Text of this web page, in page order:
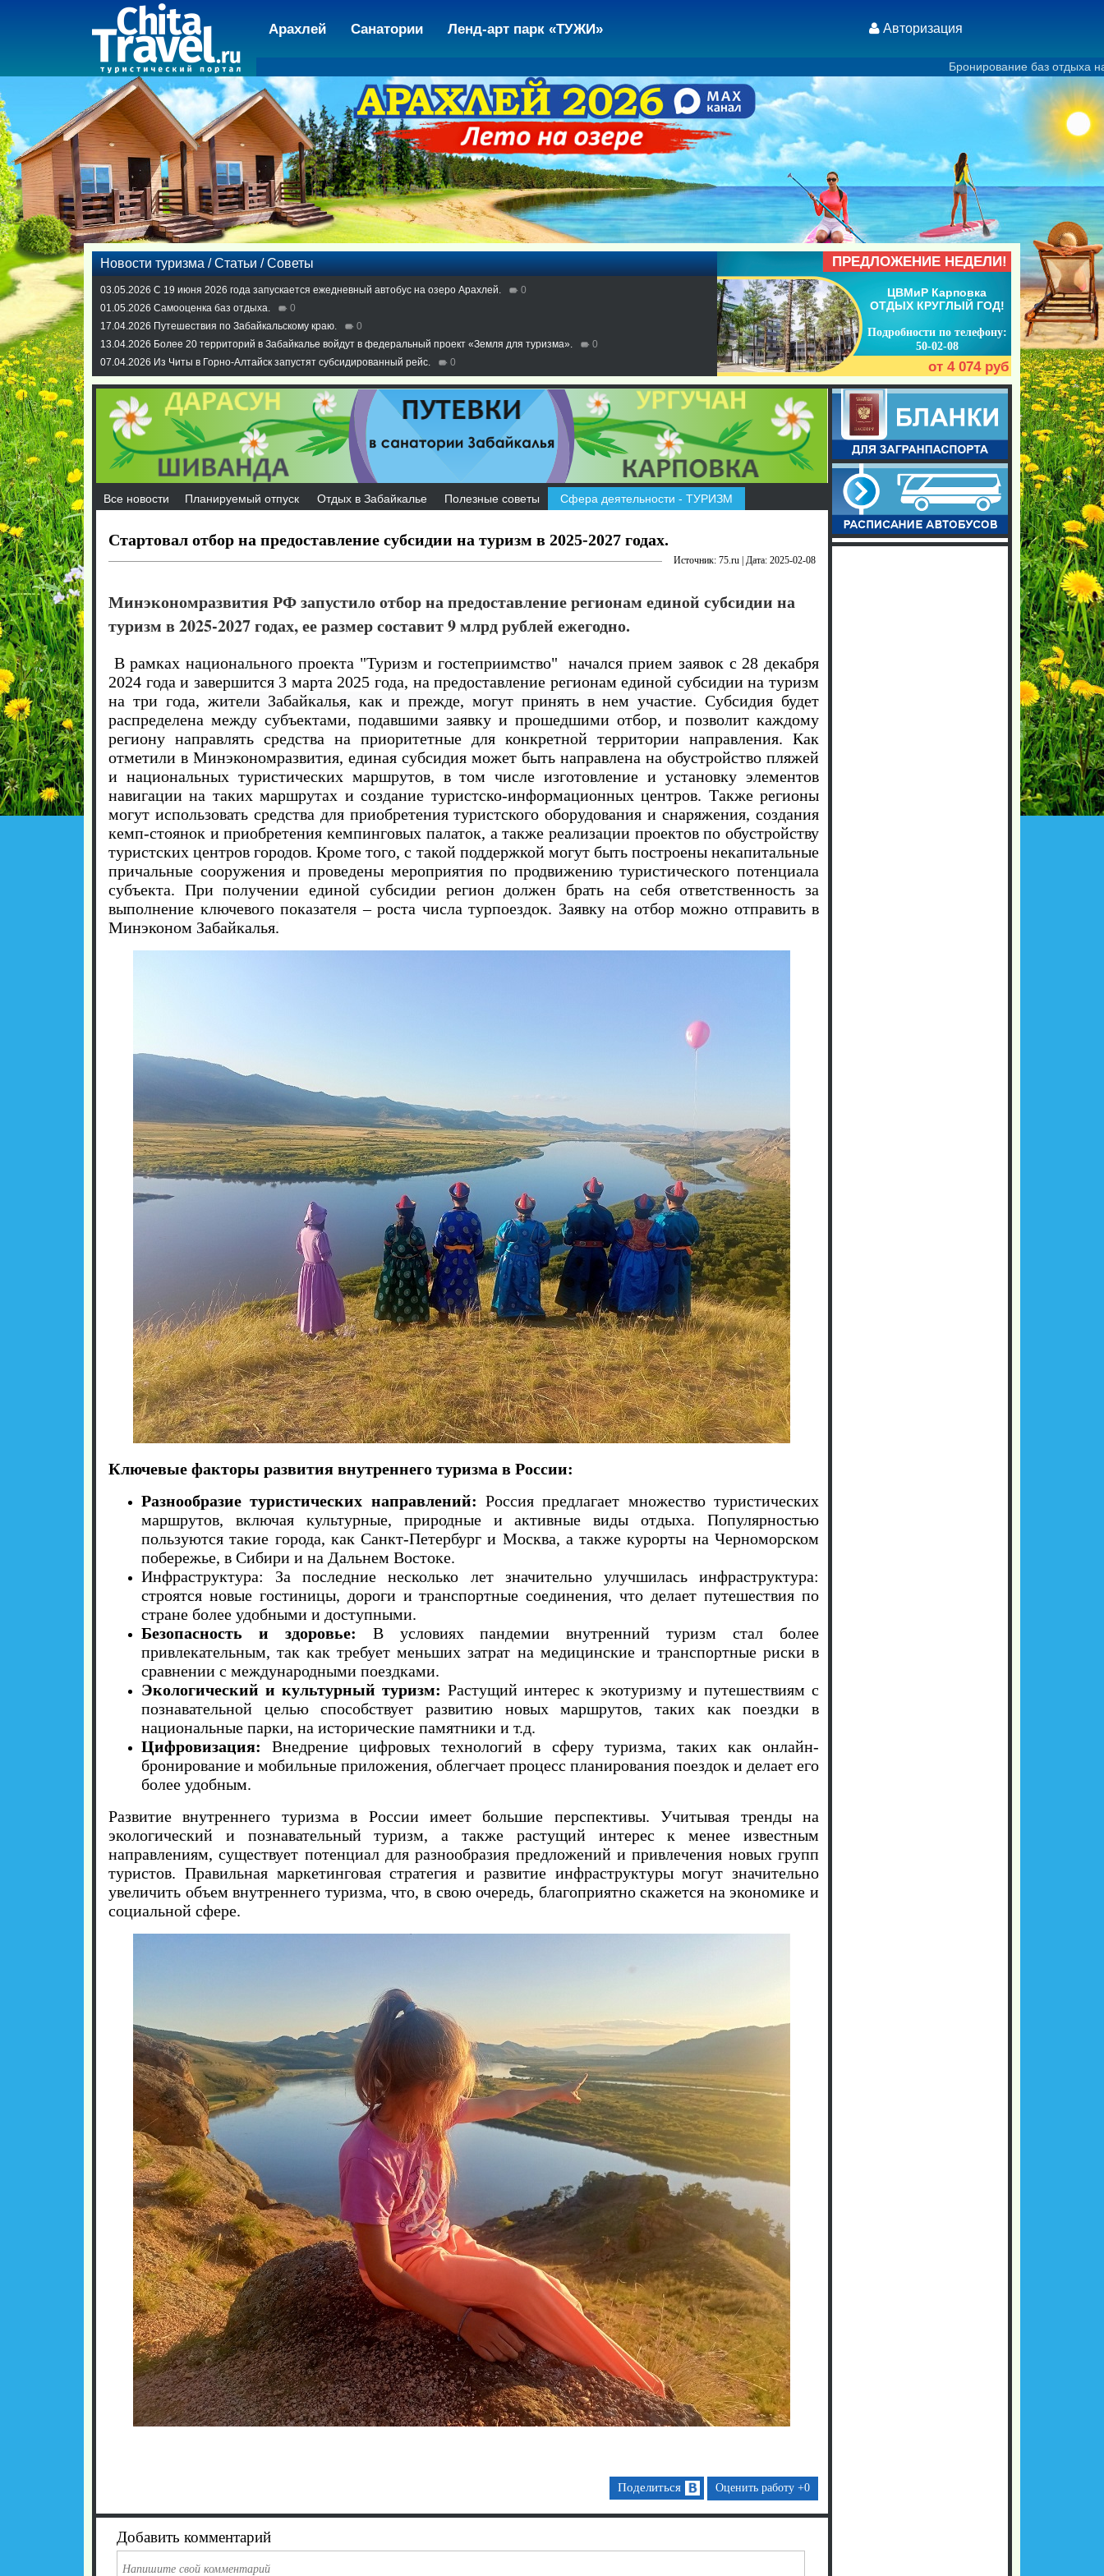
Арахлей Санатории Ленд-арт парк «ТУЖИ» Авторизация
Бронирование баз отдыха на оз. Арахлей
Новости туризма / Статьи / Советы
03.05.2026 С 19 июня 2026 года запускается ежедневный автобус на озеро Арахлей.
0
01.05.2026 Самооценка баз отдыха.
0
17.04.2026 Путешествия по Забайкальскому краю.
0
13.04.2026 Более 20 территорий в Забайкалье войдут в федеральный проект «Земля для туризма».
0
07.04.2026 Из Читы в Горно-Алтайск запустят субсидированный рейс. 0
ПРЕДЛОЖЕНИЕ НЕДЕЛИ!
ЦВМиР Карповка
ОТДЫХ КРУГЛЫЙ ГОД!
Подробности по телефону:
50-02-08
от 4 074 руб
Все новости Планируемый отпуск Отдых в Забайкалье Полезные советы Сфера деятельности - ТУРИЗМ
Стартовал отбор на предоставление субсидии на туризм в 2025-2027 годах.
Источник: 75.ru | Дата: 2025-02-08
Минэкономразвития РФ запустило отбор на предоставление регионам единой субсидии на
туризм в 2025-2027 годах, ее размер составит 9 млрд рублей ежегодно.
В рамках национального проекта "Туризм и гостеприимство" началсяприем заявок с 28 декабря
2024 года и завершится 3 марта 2025 года, на предоставление регионам единой субсидии на туризм
на три года, жители Забайкалья, как и прежде, могут принять в нем участие. Субсидия будет
распределена между субъектами, подавшими заявку и прошедшими отбор, и позволит каждому
региону направлять средства на приоритетные для конкретной территории направления. Как
отметили в Минэкономразвития, единая субсидия может быть направлена на обустройство пляжей
и национальных туристических маршрутов, в том числе изготовление и установку элементов
навигации на таких маршрутах и создание туристско-информационных центров. Также регионы
могут использовать средства для приобретения туристского оборудования и снаряжения, создания
кемп-стоянок и приобретения кемпинговых палаток, а также реализации проектов по обустройству
туристских центров городов. Кроме того, с такой поддержкой могут быть построены некапитальные
причальные сооружения и проведены мероприятия по продвижению туристического потенциала
субъекта. При получении единой субсидии регион должен брать на себя ответственность за
выполнение ключевого показателя – роста числа турпоездок. Заявку на отбор можно отправить в
Минэконом Забайкалья.
Ключевые факторы развития внутреннего туризма в России:
Разнообразие туристических направлений: Россия предлагает множество туристических
маршрутов, включая культурные, природные и активные виды отдыха. Популярностью
пользуются такие города, как Санкт-Петербург и Москва, а также курорты на Черноморском
побережье, в Сибири и на Дальнем Востоке.
Инфраструктура: За последние несколько лет значительно улучшилась инфраструктура:
строятся новые гостиницы, дороги и транспортные соединения, что делает путешествия по
стране более удобными и доступными.
Безопасность и здоровье: В условиях пандемии внутренний туризм стал более
привлекательным, так как требует меньших затрат на медицинские и транспортные риски в
сравнении с международными поездками.
Экологический и культурный туризм: Растущий интерес к экотуризму и путешествиям с
познавательной целью способствует развитию новых маршрутов, таких как поездки в
национальные парки, на исторические памятники и т.д.
Цифровизация: Внедрение цифровых технологий в сферу туризма, таких как онлайн-
бронирование и мобильные приложения, облегчает процесс планирования поездок и делает его
более удобным.
Развитие внутреннего туризма в России имеет большие перспективы. Учитывая тренды на
экологический и познавательный туризм, а также растущий интерес к менее известным
направлениям, существует потенциал для разнообразия предложений и привлечения новых групп
туристов. Правильная маркетинговая стратегия и развитие инфраструктуры могут значительно
увеличить объем внутреннего туризма, что, в свою очередь, благоприятно скажется на экономике и
социальной сфере.
Оценить работу +0
Поделиться
Добавить комментарий